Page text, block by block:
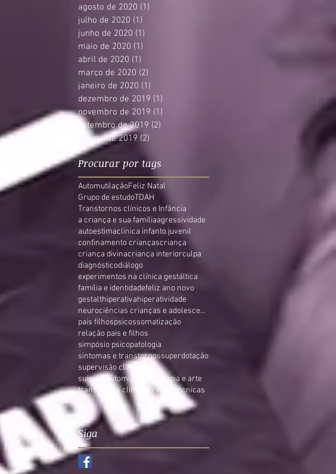
agosto de 2020 (1)
julho de 2020 (1)
junho de 2020 (1)
maio de 2020 (1)
abril de 2020 (1)
março de 2020 (2)
janeiro de 2020 (1)
dezembro de 2019 (1)
novembro de 2019 (1)
setembro de 2019 (2)
agosto de 2019 (2)
Procurar por tags
AutomutilaçãoFeliz Natal
Grupo de estudoTDAH
Transtornos clínicos e Infância
a criança e sua famíliaagressividade
autoestimaclínica infanto juvenil
confinamento criançascriança
criança divinacriança interiorculpa
diagnósticodiálogo
experimentos na clínica gestáltica
família e identidadefeliz ano novo
gestalthiperativahiperatividade
neurociências crianças e adolescentes
pais filhospsicossomatização
relação pais e filhos
simpósio psicopatologia
sintomas e transtornossuperdotação
supervisão clínica
suícidio automutilação
terapia e arte
transtornos clínicos
trauma técnicas
Siga